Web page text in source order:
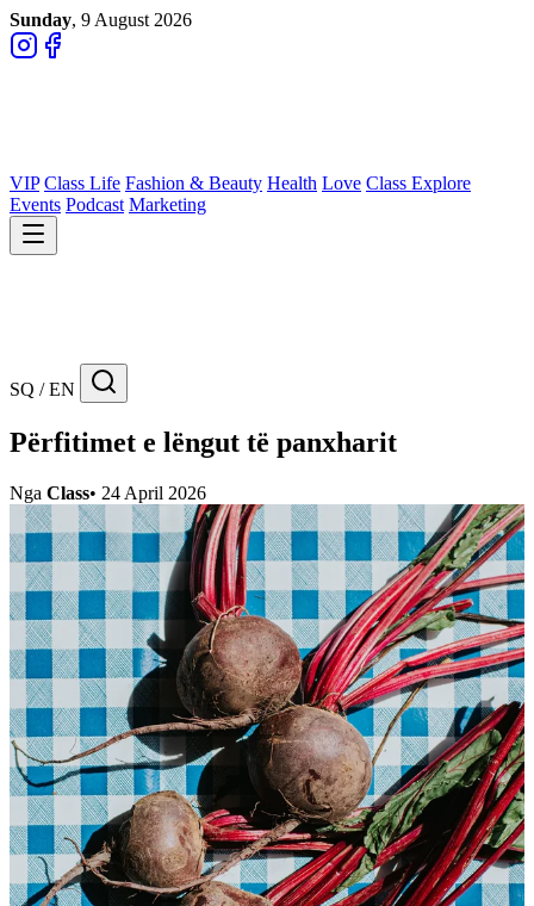
Sunday, 9 August 2026
VIP Class Life Fashion & Beauty Health Love Class Explore
Events Podcast Marketing
SQ / EN
Përfitimet e lëngut të panxharit
Nga Class• 24 April 2026